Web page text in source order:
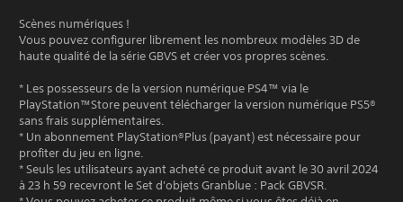
Scènes numériques !
Vous pouvez configurer librement les nombreux modèles 3D de
haute qualité de la série GBVS et créer vos propres scènes.
* Les possesseurs de la version numérique PS4™ via le
PlayStation™Store peuvent télécharger la version numérique PS5®
sans frais supplémentaires.
* Un abonnement PlayStation®Plus (payant) est nécessaire pour
profiter du jeu en ligne.
* Seuls les utilisateurs ayant acheté ce produit avant le 30 avril 2024
à 23 h 59 recevront le Set d'objets Granblue : Pack GBVSR.